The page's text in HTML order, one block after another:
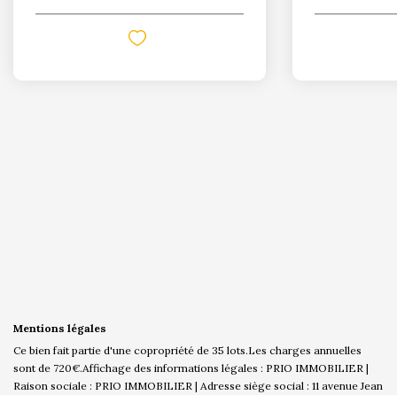
Mentions légales
Ce bien fait partie d'une copropriété de 35 lots.Les charges annuelles
sont de 720€.Affichage des informations légales : PRIO IMMOBILIER |
Raison sociale : PRIO IMMOBILIER | Adresse siège social : 11 avenue Jean